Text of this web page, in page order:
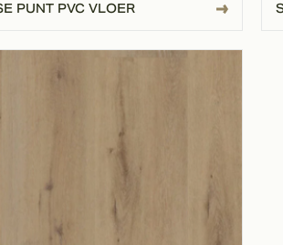
PUNT PVC VLOER